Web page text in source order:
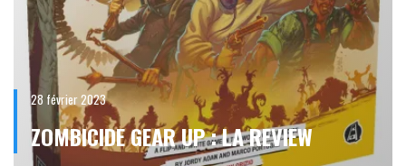
28 février 2023
ZOMBICIDE GEAR UP : LA REVIEW